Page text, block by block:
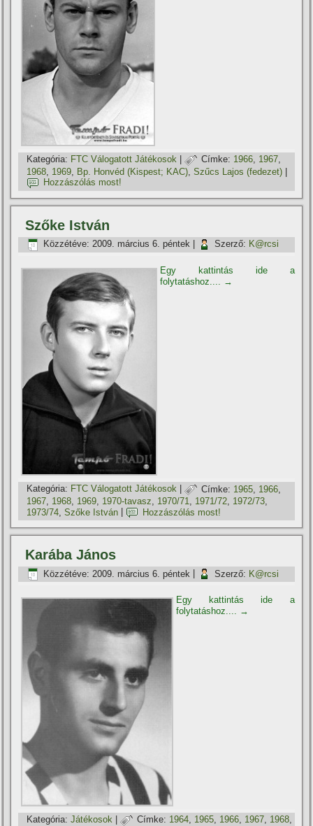
Kategória: FTC Válogatott Játékosok | Címke: 1966, 1967,
1968 1969 Bp. Honvéd (Kispest; KAC) ,Szűcs Lajos (fedezet) |
Hozzászólás most!
Szőke István
Közzétéve: 2009. március 6. péntek Szerző: K@rcsi
Egy kattintás ide a
folytatáshoz....
→
Kategória: FTC Válogatott Játékosok | Címke: 1965 1966
1967, 1968, 1969, 1970-tavasz, 1970/71, 1971/72, 1972/73,
1973/74 ,Szőke István Hozzászólás most!
Karába János
Közzétéve: 2009. március 6. péntek Szerző: K@rcsi
Egy kattintás ide a
folytatáshoz.... →
Kategória: Játékosok | Címke: 1964, 1965, 1966, 1967, 1968,